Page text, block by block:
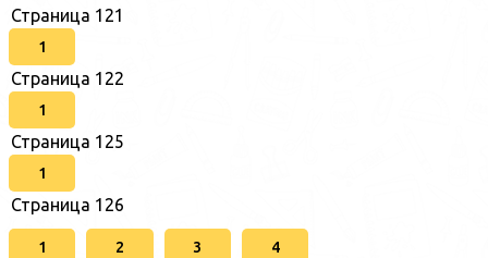
Страница 121
1
Страница 122
1
Страница 125
1
Страница 126
1 2 3 4